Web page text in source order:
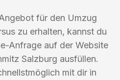
für den Umzug
zu erhalten, kannst du
Anfrage auf der Website
Salzburg ausfüllen.
mit dir in